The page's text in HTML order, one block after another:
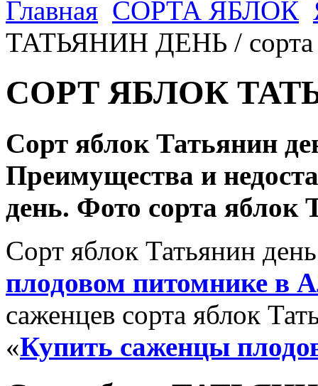
Главная CОРТА ЯБЛОК
ТАТЬЯНИН ДЕНЬ / сорта
СОРТ ЯБЛОК
Сорт яблок Татьянин
Преимущества и
день. Фото сорта яблок
Сорт яблок Татьянин
плодовом питомнике в
саженцев сорта яблок
«Купить саженцы